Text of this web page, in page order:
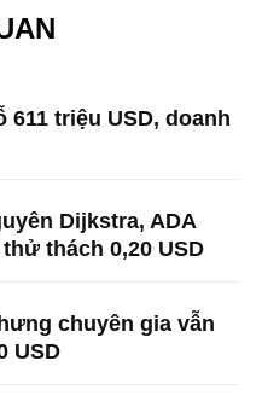
triệu USD, doanh
Dijkstra, ADA
thách 0,20 USD
chuyên gia vẫn
USD